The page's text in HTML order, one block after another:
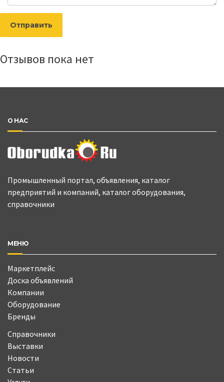
Отправить
Отзывов пока нет
О НАС
Промышленный портал, объявления, каталог
предприятий и компаний, каталог оборудования,
справочники
МЕНЮ
Маркетплейс
Доска объявлений
Компании
Оборудование
Бренды
Справочники
Выставки
Новости
Статьи